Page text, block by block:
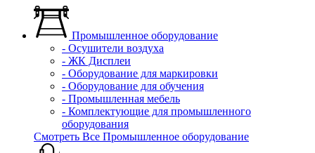
Промышленное оборудование
- Осушители воздуха
- ЖК Дисплеи
- Оборудование для маркировки
- Оборудование для обучения
- Промышленная мебель
- Комплектующие для промышленного
оборудования
Смотреть Все Промышленное оборудование